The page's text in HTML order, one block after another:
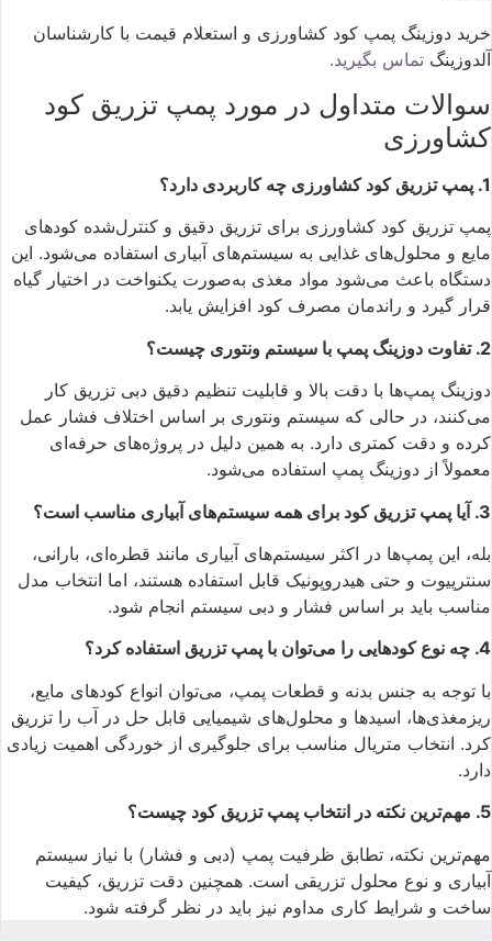
خرید دوزینگ پمپ کود کشاورزی و استعلام قیمت با کارشناسان
آلدوزینگ تماس بگیرید.
سوالات متداول در مورد پمپ تزریق کود
کشاورزی
1. پمپ تزریق کود کشاورزی چه کاربردی دارد؟
پمپ تزریق کود کشاورزی برای تزریق دقیق و کنترل‌شده کودهای
مایع و محلول‌های غذایی به سیستم‌های آبیاری استفاده می‌شود. این
دستگاه باعث می‌شود مواد مغذی به‌صورت یکنواخت در اختیار گیاه
قرار گیرد و راندمان مصرف کود افزایش یابد.
2. تفاوت دوزینگ پمپ با سیستم ونتوری چیست؟
دوزینگ پمپ‌ها با دقت بالا و قابلیت تنظیم دقیق دبی تزریق کار
می‌کنند، در حالی که سیستم ونتوری بر اساس اختلاف فشار عمل
کرده و دقت کمتری دارد. به همین دلیل در پروژه‌های حرفه‌ای
معمولاً از دوزینگ پمپ استفاده می‌شود.
3. آیا پمپ تزریق کود برای همه سیستم‌های آبیاری مناسب است؟
بله، این پمپ‌ها در اکثر سیستم‌های آبیاری مانند قطره‌ای، بارانی،
سنترپیوت و حتی هیدروپونیک قابل استفاده هستند، اما انتخاب مدل
مناسب باید بر اساس فشار و دبی سیستم انجام شود.
4. چه نوع کودهایی را می‌توان با پمپ تزریق استفاده کرد؟
با توجه به جنس بدنه و قطعات پمپ، می‌توان انواع کودهای مایع،
ریزمغذی‌ها، اسیدها و محلول‌های شیمیایی قابل حل در آب را تزریق
کرد. انتخاب متریال مناسب برای جلوگیری از خوردگی اهمیت زیادی
دارد.
5. مهم‌ترین نکته در انتخاب پمپ تزریق کود چیست؟
مهم‌ترین نکته، تطابق ظرفیت پمپ (دبی و فشار) با نیاز سیستم
آبیاری و نوع محلول تزریقی است. همچنین دقت تزریق، کیفیت
ساخت و شرایط کاری مداوم نیز باید در نظر گرفته شود.